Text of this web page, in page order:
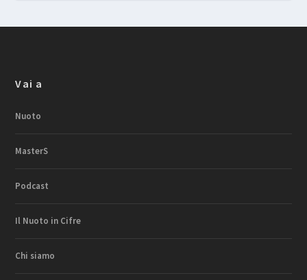
Vai a
Nuoto
MasterS
Podcast
Il Nuoto in Cifre
Chi siamo